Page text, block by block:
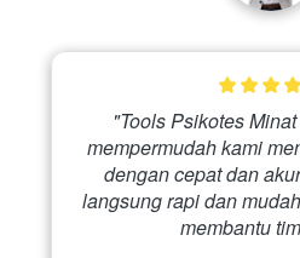
mempermudah kami
dengan cepat dan
langsung rapi dan
membantu